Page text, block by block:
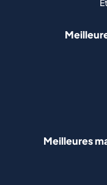
Meilleures